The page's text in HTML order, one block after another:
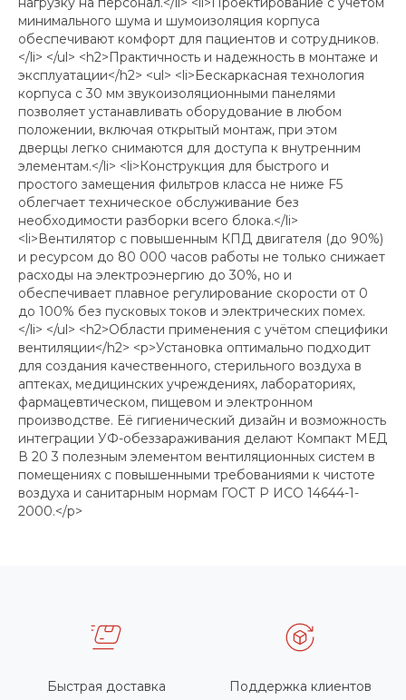
минимального шума и шумоизоляция корпуса
обеспечивают комфорт для пациентов и сотрудников.
</li> </ul> <h2>Практичность и надежность в монтаже и
эксплуатации</h2> <ul> <li>Бескаркасная технология
корпуса с 30 мм звукоизоляционными панелями
позволяет устанавливать оборудование в любом
положении, включая открытый монтаж, при этом
дверцы легко снимаются для доступа к внутренним
элементам.</li> <li>Конструкция для быстрого и
простого замещения фильтров класса не ниже F5
облегчает техническое обслуживание без
необходимости разборки всего блока.</li>
<li>Вентилятор с повышенным КПД двигателя (до 90%)
и ресурсом до 80 000 часов работы не только снижает
расходы на электроэнергию до 30%, но и
обеспечивает плавное регулирование скорости от 0
до 100% без пусковых токов и электрических помех.
</li> </ul> <h2>Области применения с учётом специфики
вентиляции</h2> <p>Установка оптимально подходит
для создания качественного, стерильного воздуха в
аптеках, медицинских учреждениях, лабораториях,
фармацевтическом, пищевом и электронном
производстве. Её гигиенический дизайн и возможность
интеграции УФ-обеззараживания делают Компакт МЕД
В 20 3 полезным элементом вентиляционных систем в
помещениях с повышенными требованиями к чистоте
воздуха и санитарным нормам ГОСТ Р ИСО 14644-1-
2000.</p>
Быстрая доставка Поддержка клиентов